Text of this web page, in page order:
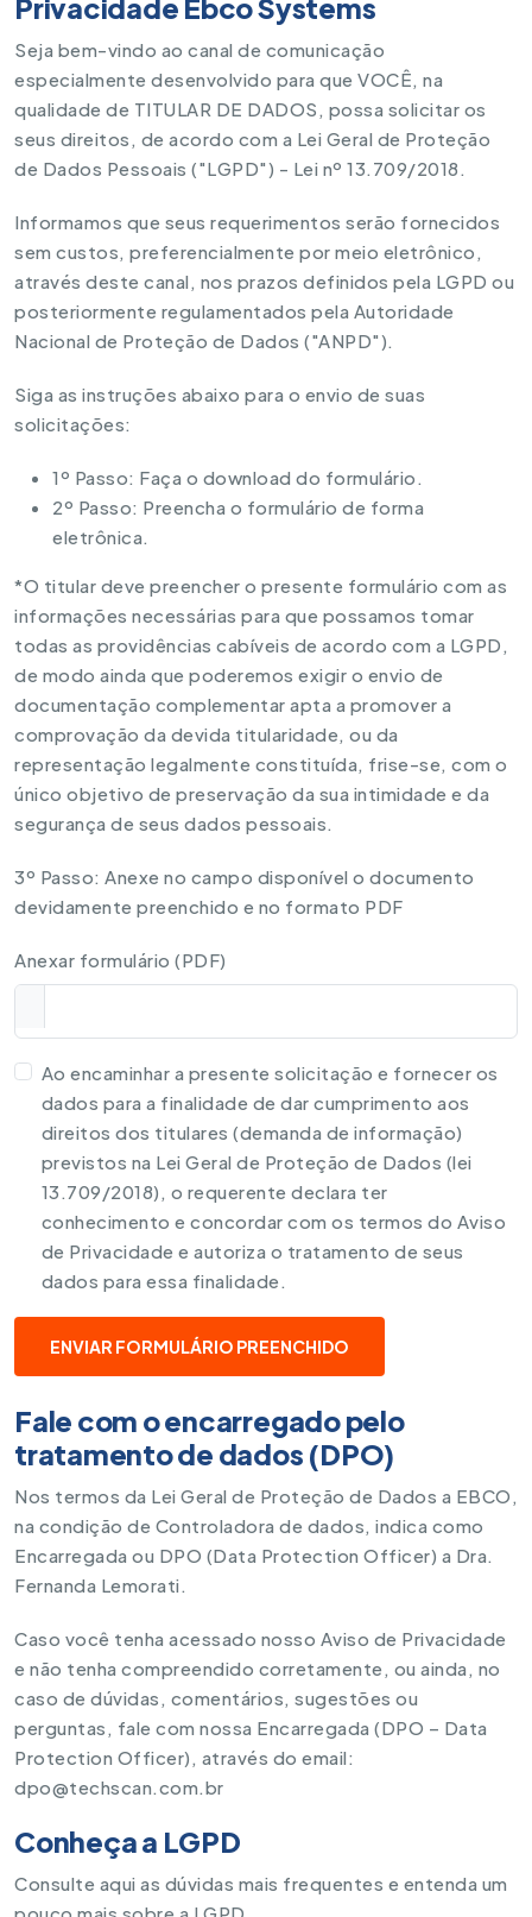
Privacidade Ebco Systems
Seja bem-vindo ao canal de comunicação
especialmente desenvolvido para que VOCÊ, na
qualidade de TITULAR DE DADOS, possa solicitar os
seus direitos, de acordo com a Lei Geral de Proteção
de Dados Pessoais ("LGPD") - Lei nº 13.709/2018.
Informamos que seus requerimentos serão fornecidos
sem custos, preferencialmente por meio eletrônico,
através deste canal, nos prazos definidos pela LGPD ou
posteriormente regulamentados pela Autoridade
Nacional de Proteção de Dados ("ANPD").
Siga as instruções abaixo para o envio de suas
solicitações:
1º Passo: Faça o download do formulário.
2º Passo: Preencha o formulário de forma
eletrônica.
*O titular deve preencher o presente formulário com as
informações necessárias para que possamos tomar
todas as providências cabíveis de acordo com a LGPD,
de modo ainda que poderemos exigir o envio de
documentação complementar apta a promover a
comprovação da devida titularidade, ou da
representação legalmente constituída, frise-se, com o
único objetivo de preservação da sua intimidade e da
segurança de seus dados pessoais.
3º Passo: Anexe no campo disponível o documento
devidamente preenchido e no formato PDF
Anexar formulário (PDF)
Ao encaminhar a presente solicitação e fornecer os
dados para a finalidade de dar cumprimento aos
direitos dos titulares (demanda de informação)
previstos na Lei Geral de Proteção de Dados (lei
13.709/2018), o requerente declara ter
conhecimento e concordar com os termos do Aviso
de Privacidade e autoriza o tratamento de seus
dados para essa finalidade.
ENVIAR FORMULÁRIO PREENCHIDO
Fale com o encarregado pelo
tratamento de dados (DPO)
Nos termos da Lei Geral de Proteção de Dados a EBCO,
na condição de Controladora de dados, indica como
Encarregada ou DPO (Data Protection Officer) a Dra.
Fernanda Lemorati.
Caso você tenha acessado nosso Aviso de Privacidade
e não tenha compreendido corretamente, ou ainda, no
caso de dúvidas, comentários, sugestões ou
perguntas, fale com nossa Encarregada (DPO – Data
Protection Officer), através do email:
dpo@techscan.com.br
Conheça a LGPD
Consulte aqui as dúvidas mais frequentes e entenda um